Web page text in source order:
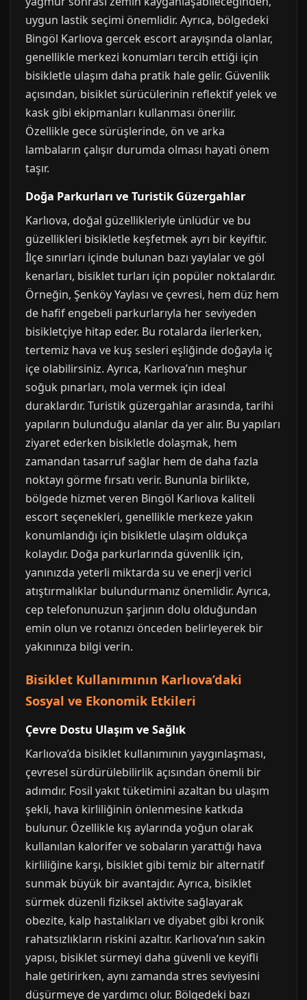
uygun lastik seçimi önemlidir. Ayrıca, bölgedeki
Bingöl Karlıova gercek escort arayışında olanlar,
genellikle merkezi konumları tercih ettiği için
bisikletle ulaşım daha pratik hale gelir. Güvenlik
açısından, bisiklet sürücülerinin reflektif yelek ve
kask gibi ekipmanları kullanması önerilir.
Özellikle gece sürüşlerinde, ön ve arka
lambaların çalışır durumda olması hayati önem
taşır.
Doğa Parkurları ve Turistik Güzergahlar
Karlıova, doğal güzellikleriyle ünlüdür ve bu
güzellikleri bisikletle keşfetmek ayrı bir keyiftir.
İlçe sınırları içinde bulunan bazı yaylalar ve göl
kenarları, bisiklet turları için popüler noktalardır.
Örneğin, Şenköy Yaylası ve çevresi, hem düz hem
de hafif engebeli parkurlarıyla her seviyeden
bisikletçiye hitap eder. Bu rotalarda ilerlerken,
tertemiz hava ve kuş sesleri eşliğinde doğayla iç
içe olabilirsiniz. Ayrıca, Karlıova’nın meşhur
soğuk pınarları, mola vermek için ideal
duraklardır. Turistik güzergahlar arasında, tarihi
yapıların bulunduğu alanlar da yer alır. Bu yapıları
ziyaret ederken bisikletle dolaşmak, hem
zamandan tasarruf sağlar hem de daha fazla
noktayı görme fırsatı verir. Bununla birlikte,
bölgede hizmet veren Bingöl Karlıova kaliteli
escort seçenekleri, genellikle merkeze yakın
konumlandığı için bisikletle ulaşım oldukça
kolaydır. Doğa parkurlarında güvenlik için,
yanınızda yeterli miktarda su ve enerji verici
atıştırmalıklar bulundurmanız önemlidir. Ayrıca,
cep telefonunuzun şarjının dolu olduğundan
emin olun ve rotanızı önceden belirleyerek bir
yakınınıza bilgi verin.
Bisiklet Kullanımının Karlıova’daki
Sosyal ve Ekonomik Etkileri
Çevre Dostu Ulaşım ve Sağlık
Karlıova’da bisiklet kullanımının yaygınlaşması,
çevresel sürdürülebilirlik açısından önemli bir
adımdır. Fosil yakıt tüketimini azaltan bu ulaşım
şekli, hava kirliliğinin önlenmesine katkıda
bulunur. Özellikle kış aylarında yoğun olarak
kullanılan kalorifer ve sobaların yarattığı hava
kirliliğine karşı, bisiklet gibi temiz bir alternatif
sunmak büyük bir avantajdır. Ayrıca, bisiklet
sürmek düzenli fiziksel aktivite sağlayarak
obezite, kalp hastalıkları ve diyabet gibi kronik
rahatsızlıkların riskini azaltır. Karlıova’nın sakin
yapısı, bisiklet sürmeyi daha güvenli ve keyifli
hale getirirken, aynı zamanda stres seviyesini
düşürmeye de yardımcı olur. Bölgedeki bazı